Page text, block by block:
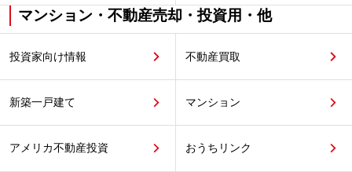
マンション・不動産売却・投資用・他
投資家向け情報 不動産買取
新築一戸建て マンション
アメリカ不動産投資 おうちリンク